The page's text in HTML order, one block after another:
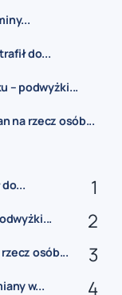
do...
– podwyżki...
na rzecz osób...
osób...
w...